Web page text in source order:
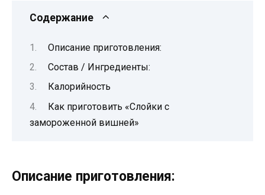
Содержание
Описание приготовления:
Состав / Ингредиенты:
Калорийность
Как приготовить «Слойки с
замороженной вишней»
Описание приготовления: